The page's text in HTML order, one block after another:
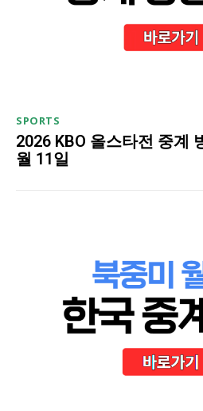
SPORTS
2026 KBO 올스타전 중계
월 11일